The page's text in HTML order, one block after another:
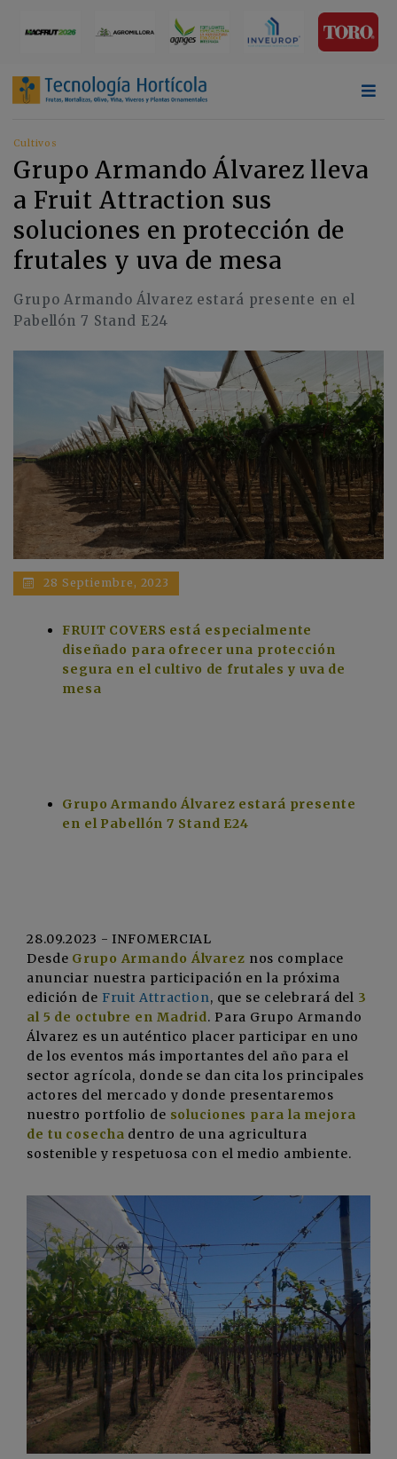
Cultivos
Grupo Armando Álvarez lleva
a Fruit Attraction sus
soluciones en protección de
frutales y uva de mesa
Grupo Armando Álvarez estará presente en el
Pabellón 7 Stand E24
28 Septiembre, 2023
FRUIT COVERS está especialmente
diseñado para ofrecer una protección
segura en el cultivo de frutales y uva de
mesa
Grupo Armando Álvarez estará presente
en el Pabellón 7 Stand E24
28.09.2023 - INFOMERCIAL
Desde Grupo Armando Álvarez nos complace
anunciar nuestra participación en la próxima
edición de Fruit Attraction, que se celebrará del 3
al 5 de octubre en Madrid. Para Grupo Armando
Álvarez es un auténtico placer participar en uno
de los eventos más importantes del año para el
sector agrícola, donde se dan cita los principales
actores del mercado y donde presentaremos
nuestro portfolio de soluciones para la mejora
de tu cosecha dentro de una agricultura
sostenible y respetuosa con el medio ambiente.